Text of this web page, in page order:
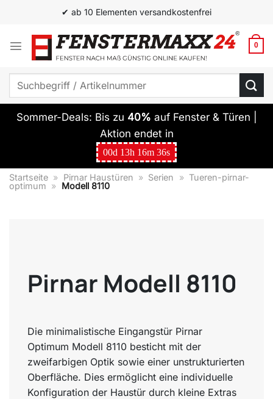
springen
✔ ab 10 Elementen versandkostenfrei
0
Suchen
Sommer-Deals: Bis zu 40% auf Fenster & Türen |
Aktion endet in
00d 13h 16m 35s
Startseite » Pirnar Haustüren » Serien » Tueren-pirnar-
optimum » Modell 8110
Pirnar Modell 8110
Die minimalistische Eingangstür Pirnar
Optimum Modell 8110 besticht mit der
zweifarbigen Optik sowie einer unstrukturierten
Oberfläche. Dies ermöglicht eine individuelle
Konfiguration der Haustür durch kleine Extras